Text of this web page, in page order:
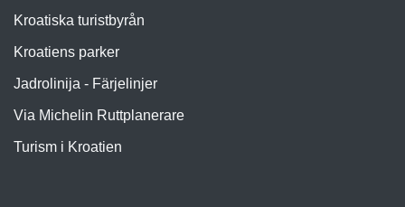
Kroatiska turistbyrån
Kroatiens parker
Jadrolinija - Färjelinjer
Via Michelin Ruttplanerare
Turism i Kroatien